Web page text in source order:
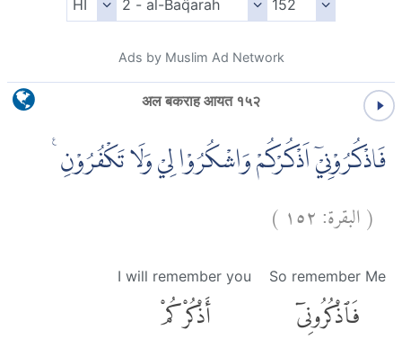
Ads by Muslim Ad Network
अल बकराह आयत १५२
فَاذْكُرُوْنِيْٓ اَذْكُرْكُمْ وَاشْكُرُوْا لِيْ وَلَا تَكْفُرُوْنِ ࣖ
(البقرة:١٥٢ )
So remember Me
فَٱذْكُرُونِىٓ
I will remember you
أَذْكُرْكُمْ